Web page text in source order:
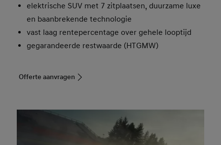
elektrische SUV met 7 zitplaatsen, duurzame luxe
en baanbrekende technologie
vast laag rentepercentage over gehele looptijd
gegarandeerde restwaarde (HTGMW)
Offerte aanvragen